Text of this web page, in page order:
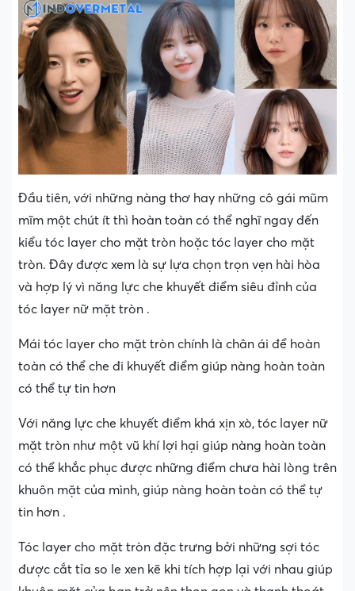
Đầu tiên, với những nàng thơ hay những cô gái mũm
mĩm một chút ít thì hoàn toàn có thể nghĩ ngay đến
kiểu tóc layer cho mặt tròn hoặc tóc layer cho mặt
tròn. Đây được xem là sự lựa chọn trọn vẹn hài hòa
và hợp lý vì năng lực che khuyết điểm siêu đỉnh của
tóc layer nữ mặt tròn .
Mái tóc layer cho mặt tròn chính là chân ái để hoàn
toàn có thể che đi khuyết điểm giúp nàng hoàn toàn
có thể tự tin hơn
Với năng lực che khuyết điểm khá xịn xò, tóc layer nữ
mặt tròn như một vũ khí lợi hại giúp nàng hoàn toàn
có thể khắc phục được những điểm chưa hài lòng trên
khuôn mặt của mình, giúp nàng hoàn toàn có thể tự
tin hơn .
Tóc layer cho mặt tròn đặc trưng bởi những sợi tóc
được cắt tỉa so le xen kẽ khi tích hợp lại với nhau giúp